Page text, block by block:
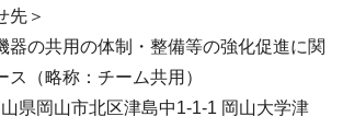
先＞
の共用の体制・整備等の強化促進に関
（略称：チーム共用）
県岡山市北区津島中1-1-1 岡山大学津